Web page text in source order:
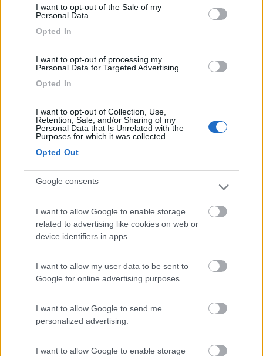
I want to opt-out of the Sale of my
Personal Data.
Opted In
I want to opt-out of processing my
Personal Data for Targeted Advertising.
Opted In
I want to opt-out of Collection, Use,
Retention, Sale, and/or Sharing of my
Personal Data that Is Unrelated with the
Purposes for which it was collected.
Opted Out
Google consents
I want to allow Google to enable storage
related to advertising like cookies on web or
device identifiers in apps.
I want to allow my user data to be sent to
Google for online advertising purposes.
I want to allow Google to send me
personalized advertising.
I want to allow Google to enable storage
lumax
8
In risposta al messaggio dimasivodel22/03/2025 09:12:58
Finché non sappiamo di che mezzo stiamo parlando, e non vediamo la
M2 camperizzato, potrebbe avere posti in piedi. Quindi, intanto ci
possiamo anche scherzare..
iveco daily 35 12 van camperizzato. s1=3 e S2 =2
lumax
Inserito il22/03/2025 alle:15:06:00
In risposta al messaggio di del22/03/2025
Finché non sappiamo di che mezzo stiamo parlando, e non vediamo la
Carta di Circolazione, per me stiamo parlando del nulla. Se fosse un bus
M2 camperizzato, potrebbe avere posti in piedi. Quindi, intanto ci